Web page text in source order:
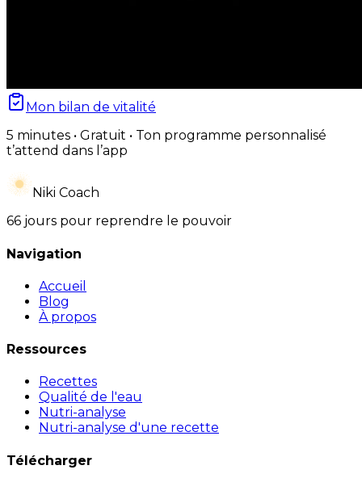
Mon bilan de vitalité
5 minutes • Gratuit • Ton programme personnalisé
t’attend dans l’app
Niki Coach
66 jours pour reprendre le pouvoir
Navigation
Accueil
Blog
À propos
Ressources
Recettes
Qualité de l'eau
Nutri-analyse
Nutri-analyse d'une recette
Télécharger